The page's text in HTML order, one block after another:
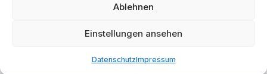
Ablehnen
Einstellungen ansehen
DatenschutzImpressum